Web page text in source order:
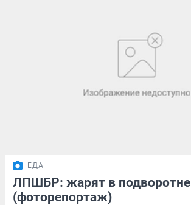
ЕДА
ЛПШБР: жарят в подворотне
(фоторепортаж)